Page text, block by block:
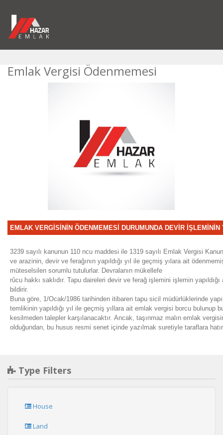
Emlak Vergisi Ödenmemesi
EMLAK VERGİSİNİN ÖDENMEMESİ DURUMUNDA DEVİR
3239 sayılı kanunun 110 ncu maddesi ile 1319 sayılı Emlak Vergisi
ve arazinin, devir ve ferağının yapıldığı yıl ile geçmiş yılara ait
müteselsilen sorumlu tutulurlar. Devralanın mükellefe
rûcu hakkı saklıdır. Tapu daireleri devir ve ferağ işlemini işlemin
bildirir.
Buna göre, 1/Ocak/1986 tarihinden itibaren tapu sicil müdürlüklerinde
temlikinin yapıldığı yıl ile geçmiş yıllara ait emlak vergisi borcu bulunup
kesilmeden talepler karşılanacaktır. Ancak, taşınmaz malın emlak
olduğundan, bu husus resmi senet içinde yazılmak suretiyle taraflara
Type Filters
House
Land